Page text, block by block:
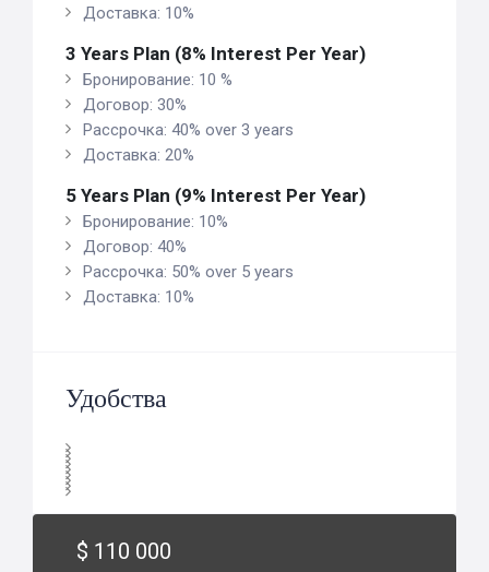
Доставка: 10%
3 Years Plan (8% Interest Per Year)
Бронирование: 10 %
Договор: 30%
Рассрочка: 40% over 3 years
Доставка: 20%
5 Years Plan (9% Interest Per Year)
Бронирование: 10%
Договор: 40%
Рассрочка: 50% over 5 years
Доставка: 10%
Удобства
$ 110 000